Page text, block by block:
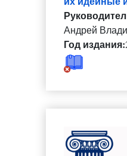
Андрей
Год издания: